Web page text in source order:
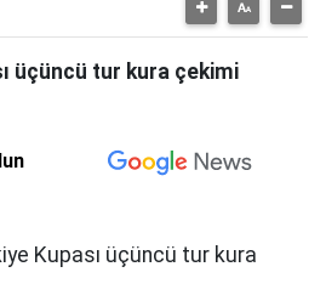
üçüncü tur kura çekimi
Kupası üçüncü tur kura